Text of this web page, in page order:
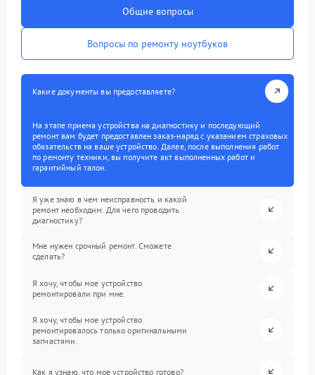
Общие вопросы
Вопросы по ремонту ноутбуков
Какие документы вы предоставляете?
На этапе приема устройства на диагностику и последующий
ремонт вам будет предоставлен заказ-наряд с указанием страховых
обязательств на ваше устройство. Далее, после выполнения работ
по ремонту техники, вы получите акт выполненных работ и
гарантийный талон.
Я уже знаю в чем неисправность и какой
ремонт необходим. Для чего проводить
диагностику?
Мне нужен срочный ремонт. Сможете
сделать?
Я хочу, чтобы мое устройство
ремонтировали при мне.
Я хочу, чтобы мое устройство
ремонтировалось только оригинальными
запчастями.
Как я узнаю, что мое устройство готово?